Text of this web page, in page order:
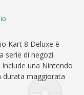
Kart 8 Deluxe è
serie di negozi
una Nintendo
durata maggiorata